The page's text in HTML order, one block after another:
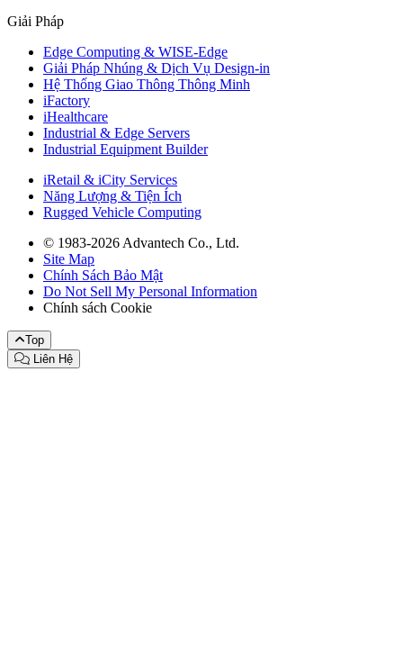
Giải Pháp
Edge Computing & WISE-Edge
Giải Pháp Nhúng & Dịch Vụ Design-in
Hệ Thống Giao Thông Thông Minh
iFactory
iHealthcare
Industrial & Edge Servers
Industrial Equipment Builder
iRetail & iCity Services
Năng Lượng & Tiện Ích
Rugged Vehicle Computing
© 1983-2026 Advantech Co., Ltd.
Site Map
Chính Sách Bảo Mật
Do Not Sell My Personal Information
Chính sách Cookie
Top
Liên Hệ